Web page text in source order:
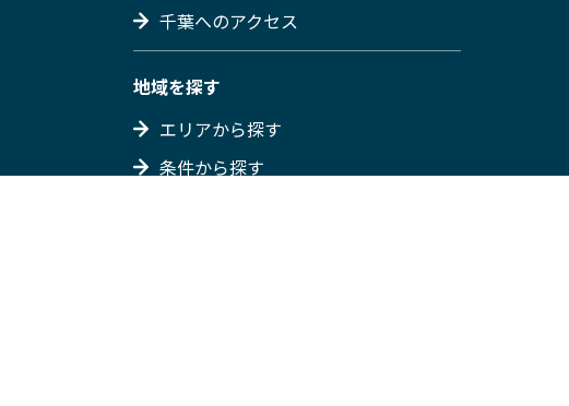
千葉へのアクセス
地域を探す
エリアから探す
条件から探す